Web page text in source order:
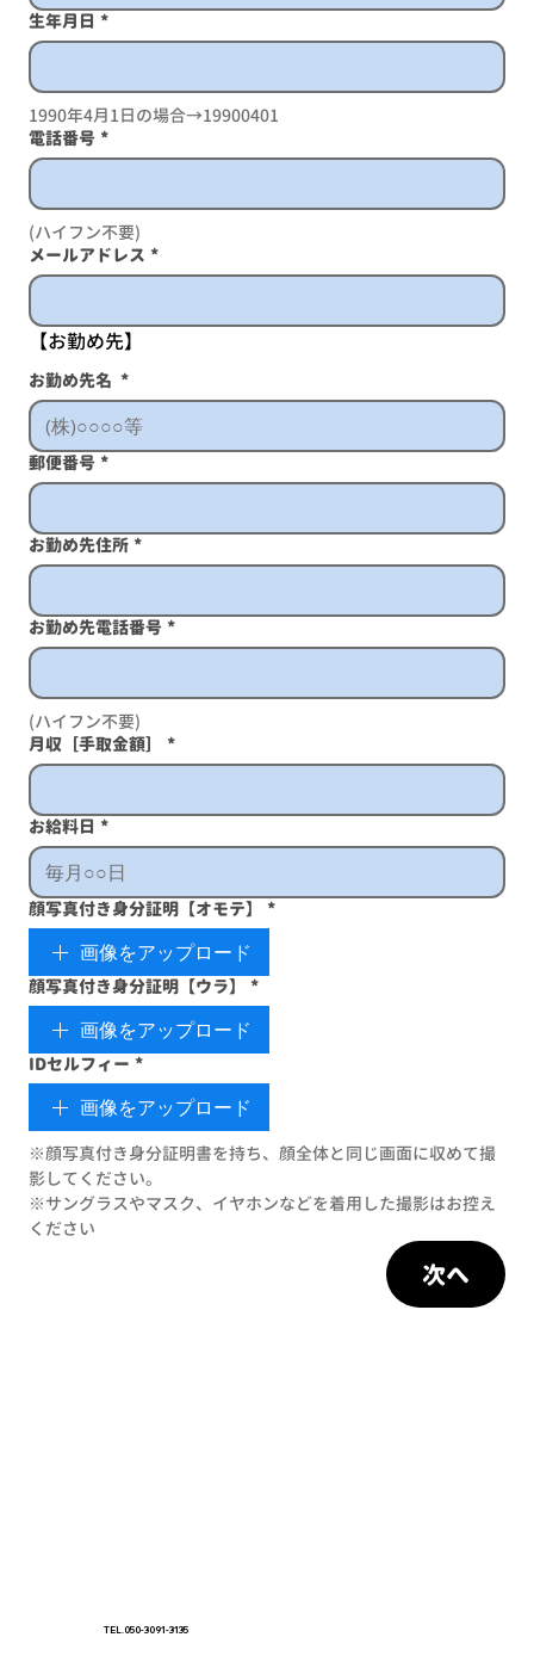
生年月日 *
1990年4月1日の場合→19900401
電話番号 *
(ハイフン不要)
メールアドレス *
【お勤め先】
お勤め先名 *
郵便番号 *
お勤め先住所 *
お勤め先電話番号 *
(ハイフン不要)
月収［手取金額］
*
お給料日 *
顔写真付き身分証明【オモテ】 *
画像をアップロード
顔写真付き身分証明【ウラ】 *
画像をアップロード
IDセルフィー *
画像をアップロード
※顔写真付き身分証明書を持ち、顔全体と同じ画面に収めて撮
影してください。
※サングラスやマスク、イヤホンなどを着用した撮影はお控え
ください
次へ
TEL.050-3091-3135